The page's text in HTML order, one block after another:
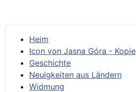
Heim
Icon von Jasna Góra - Kopie
Geschichte
Neuigkeiten aus Ländern
Widmung